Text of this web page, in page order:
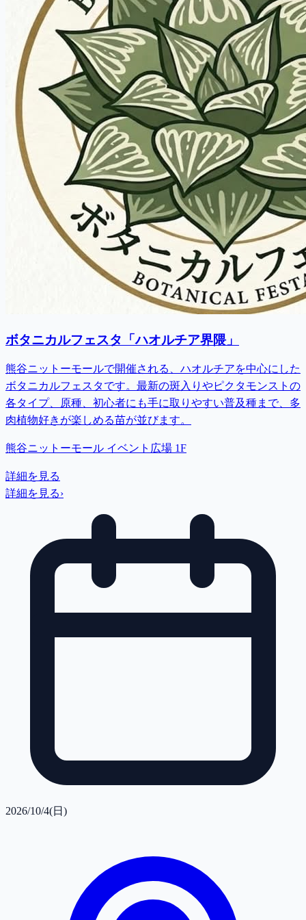
ボタニカルフェスタ「ハオルチア界隈」
熊谷ニットーモールで開催される、ハオルチアを中心にした
ボタニカルフェスタです。最新の斑入りやピクタモンストの
各タイプ、原種、初心者にも手に取りやすい普及種まで、多
肉植物好きが楽しめる苗が並びます。
熊谷ニットーモール イベント広場 1F
詳細を見る
詳細を見る›
2026/10/4(日)